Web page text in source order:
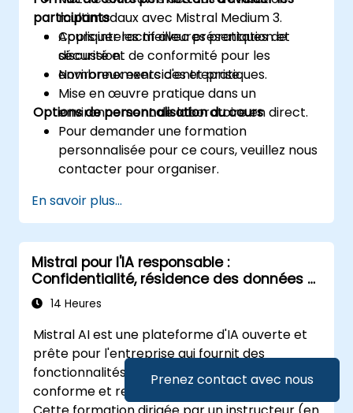
Prenez contact avec nous
multimodaux avec Mistral Medium 3.
Appliquer les meilleures pratiques de
sécurité et de conformité pour les
environnements d'entreprise.
participants
Cours interactif avec présentation et
discussion.
Nombreux exercices et pratiques.
Mise en œuvre pratique dans un
environnement de laboratoire en direct.
Options de personnalisation du cours
Pour demander une formation
personnalisée pour ce cours, veuillez nous
contacter pour organiser.
En savoir plus...
Mistral pour l'IA responsable :
Confidentialité, résidence des données et
contrôles d'entreprise
14 Heures
Mistral AI est une plateforme d'IA ouverte et
prête pour l'entreprise qui fournit des
fonctionnalités pour le déploiement sécurisé,
conforme et responsable de l'IA.